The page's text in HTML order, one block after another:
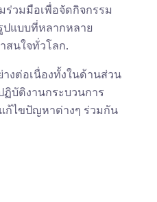
ร่วมมือเพื่อจัดกิจกรรม
ปแบบที่หลากหลาย
นใจทั่วโลก.
างต่อเนื่องทั้งในด้านส่วน
บัติงานกระบวนการ
ก้ไขปัญหาต่างๆ ร่วมกัน